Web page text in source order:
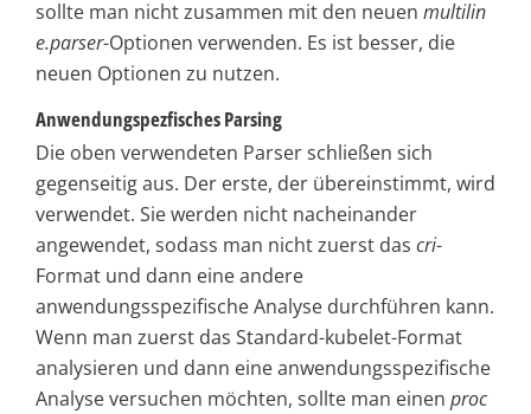
sollte man nicht zusammen mit den neuen multilin
e.parser-Optionen verwenden. Es ist besser, die
neuen Optionen zu nutzen.
Anwendungspezfisches Parsing
Die oben verwendeten Parser schließen sich
gegenseitig aus. Der erste, der übereinstimmt, wird
verwendet. Sie werden nicht nacheinander
angewendet, sodass man nicht zuerst das cri-
Format und dann eine andere
anwendungsspezifische Analyse durchführen kann.
Wenn man zuerst das Standard-kubelet-Format
analysieren und dann eine anwendungsspezifische
Analyse versuchen möchten, sollte man einen proc